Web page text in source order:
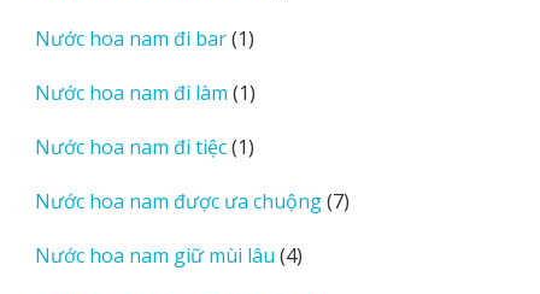
Nước hoa nam đi bar 11
phẩm
Nước hoa nam đi làm 11
phẩm
Nước hoa nam đi tiệc 11
phẩm
Nước hoa nam được ưa chuộng 77
Nước hoa nam giữ mùi lâu 44